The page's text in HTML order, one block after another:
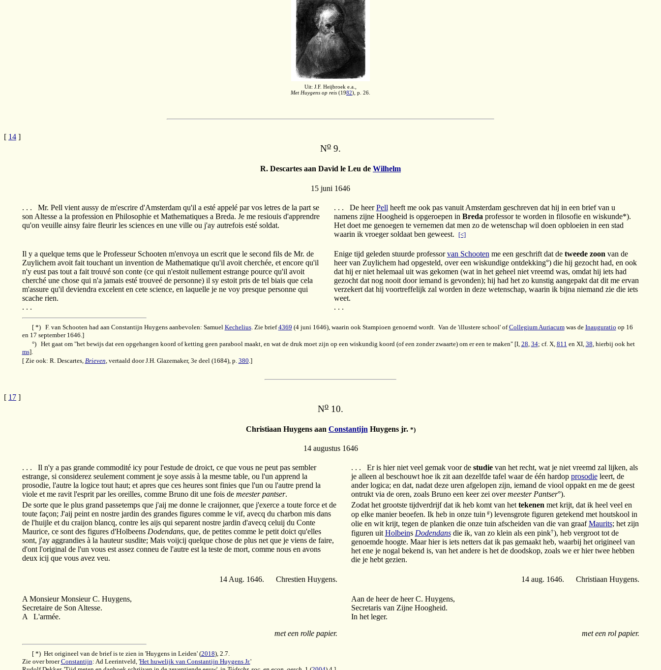
Uit: J.F. Heijbroek e.a.,
Met Huygens op reis (1982), p. 26.
[ 14 ]
No 9.
R. Descartes aan David le Leu de Wilhelm
15 juni 1646
. . . Mr. Pell vient aussy de m'escrire d'Amsterdam qu'il a esté appelé par vos letres de la part se
son Altesse a la profession en Philosophie et Mathematiques a Breda. Je me resiouis d'apprendre
qu'on veuille ainsy faire fleurir les sciences en une ville ou j'ay autrefois esté soldat.
. . . De heerPell heeft me ook pas vanuit Amsterdam geschreven dat hij in een brief van u
namens zijne Hoogheid is opgeroepen in Breda professor te worden in filosofie en wiskunde*).
Het doet me genoegen te vernemen dat men zo de wetenschap wil doen opbloeien in een stad
waarin ik vroeger soldaat ben geweest.
[<]
Il y a quelque tems que le Professeur Schooten m'envoya un escrit que le second fils de Mr. de
Zuylichem avoit fait touchant un invention de Mathematique qu'il avoit cherchée, et encore qu'il
n'y eust pas tout a fait trouvé son conte (ce qui n'estoit nullement estrange pource qu'il avoit
cherché une chose qui n'a jamais esté trouveé de personne) il sy estoit pris de tel biais que cela
m'assure qu'il deviendra excelent en cete science, en laquelle je ne voy presque personne qui
scache rien.
. . .
Enige tijd geleden stuurde professorvan Schooten me een geschrift dat de tweede zoon van de
heer van Zuylichem had opgesteld, over een wiskundige ontdekking°) die hij gezocht had, en ook
dat hij er niet helemaal uit was gekomen (wat in het geheel niet vreemd was, omdat hij iets had
gezocht dat nog nooit door iemand is gevonden); hij had het zo kunstig aangepakt dat dit me ervan
verzekert dat hij voortreffelijk zal worden in deze wetenschap, waarin ik bijna niemand zie die iets
weet.
. . .
[ *) F. van Schooten had aan Constantijn Huygens aanbevolen: Samuel Kechelius. Zie brief4369 (4 juni 1646), waarin ook Stampioen genoemd wordt. Van de 'illustere school' ofCollegium Auriacumwas de Inauguratio op 16
en 17 september 1646.]
°) Het gaat om "het bewijs dat een opgehangen koord of ketting geen parabool maakt, en wat de druk moet zijn op een wiskundig koord (of een zonder zwaarte) om er een te maken" [I, 28 34; cf. X, 811 en XI, 38 , hierbij ook het
ms].
[ Zie ook: R. Descartes, Brieven , vertaald door J.H. Glazemaker, 3e deel (1684), p. 380 .]
[ 17 ]
No 10.
Christiaan Huygens aan Constantijn Huygens jr. *)
14 augustus 1646
. . . Il n'y a pas grande commodité icy pour l'estude de droict, ce que vous ne peut pas sembler
estrange, si considerez seulement comment je soye assis à la mesme table, ou l'un apprend la
prosodie, l'autre la logice tout haut; et apres que ces heures sont finies que l'un ou l'autre prend la
viole et me ravit l'esprit par les oreilles, comme Bruno dit une fois de meester pantser.
. . . Er is hier niet veel gemak voor de studievan het recht, wat je niet vreemd zal lijken, als
je alleen al beschouwt hoe ik zit aan dezelfde tafel waar de één hardop prosodieleert, de
ander logica; en dat, nadat deze uren afgelopen zijn, iemand de viool oppakt en me de geest
ontrukt via de oren, zoals Bruno een keer zei overmeester Pantser°).
De sorte que le plus grand passetemps que j'aij me donne le craijonner, que j'exerce a toute force et de
toute façon; J'aij peint en nostre jardin des grandes figures comme le vif, avecq du charbon mis dans
de l'huijle et du craijon blancq, contre les aijs qui separent nostre jardin d'avecq celuij du Conte
Maurice, ce sont des figures d'Holbeens Dodendans, que, de petites comme le petit doict qu'elles
sont, j'ay aggrandies à la hauteur susdite; Mais voijcij quelque chose de plus net que je viens de faire,
d'ont l'original de l'un vous est assez conneu de l'autre est la teste de mort, comme nous en avons
deux icij que vous avez veu.
Zodat het grootste tijdverdrijf dat ik heb komt van hettekenenmet krijt, dat ik heel veel en
op elke manier beoefen. Ik heb in onze tuin #) levensgrote figuren getekend met houtskool in
olie en wit krijt, tegen de planken die onze tuin afscheiden van die van graafMaurits; het zijn
figuren uit Holbeins Dodendansdie ik, van zo klein als een pink†), heb vergroot tot de
genoemde hoogte. Maar hier is iets netters dat ik pas gemaakt heb, waarbij het origineel van
het ene je nogal bekend is, van het andere is het de doodskop, zoals we er hier twee hebben
die je hebt gezien.
14 Aug. 1646. Chrestien Huygens. 14 aug. 1646. Christiaan Huygens.
A Monsieur Monsieur C. Huygens,
Secretaire de Son Altesse.
A L'armée.
met een rolle papier.
Aan de heer de heer C. Huygens,
Secretaris van Zijne Hoogheid.
In het leger.
met een rol papier.
[ *) Het origineel van de brief is te zien in 'Huygens in Leiden' (2018), 2.7.
Zie over broerConstantijn: Ad Leerintveld, 'Het huwelijk van Constantijn Huygens Jr.'